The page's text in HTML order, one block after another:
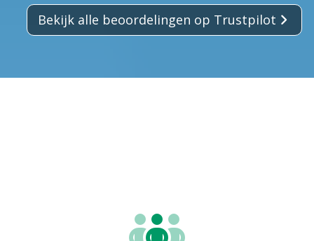
Bekijk alle beoordelingen op Trustpilot